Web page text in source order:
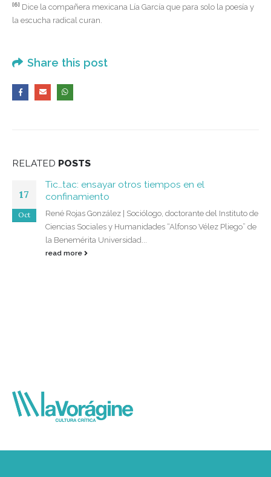
[6] Dice la compañera mexicana Lía García que para solo la poesía y
la escucha radical curan.
Share this post
RELATED POSTS
17
Oct
Tic…tac: ensayar otros tiempos en el
confinamiento
René Rojas González | Sociólogo, doctorante del Instituto de
Ciencias Sociales y Humanidades “Alfonso Vélez Pliego” de
la Benemérita Universidad...
read more